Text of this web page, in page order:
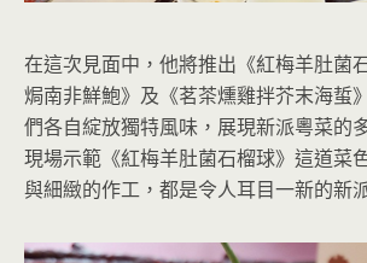
在這次見面中，他將推出《紅梅羊肚菌
焗南非鮮鮑》及《茗茶燻雞拌芥末海蜇
們各自綻放獨特風味，展現新派粵菜的
現場示範《紅梅羊肚菌石榴球》這道菜
與細緻的作工，都是令人耳目一新的新